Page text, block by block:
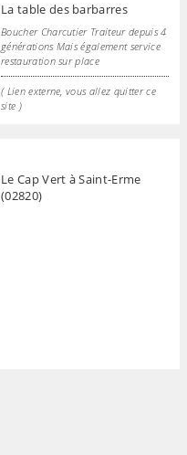
La table des barbarres
Boucher Charcutier Traiteur depuis 4
générations Mais également service
restauration sur place
( Lien externe, vous allez quitter ce
site )
Le Cap Vert à Saint-Erme
(02820)